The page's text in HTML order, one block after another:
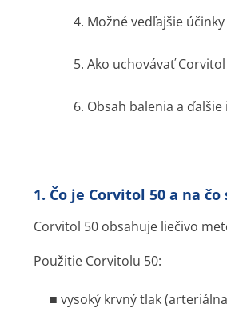
4. Možné vedľajšie účinky
5. Ako uchovávať
6. Obsah balenia a
1. Čo je Corvitol 50 a na čo
Corvitol 50 obsahuje liečivo
Použitie Corvitolu 50:
■ vysoký krvný tlak